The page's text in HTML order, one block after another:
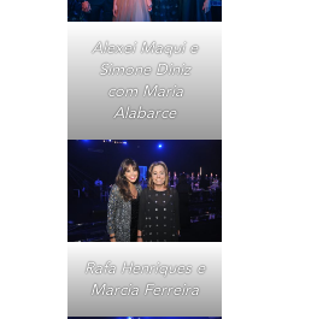
Alexei Maqui e
Simone Diniz
com Maria
Alabarce
Rafa Henriques e
Marcia Ferreira